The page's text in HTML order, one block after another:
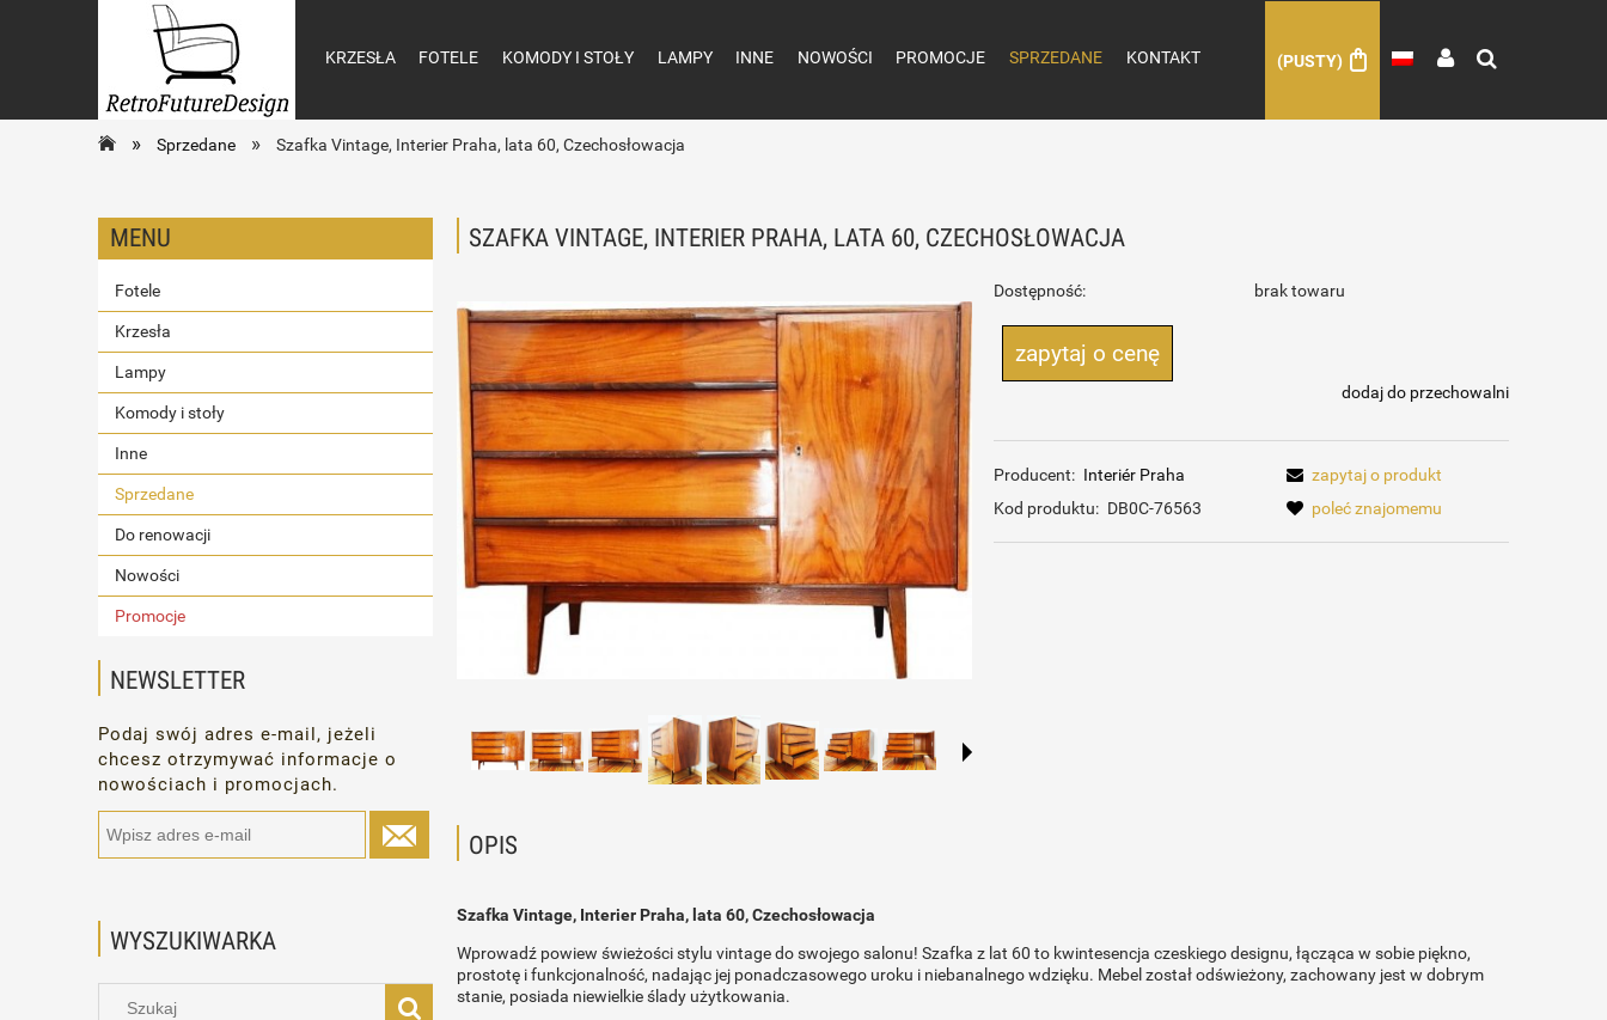
(PUSTY)
KRZESŁA FOTELE KOMODY I STOŁY LAMPY INNE NOWOŚCI PROMOCJE SPRZEDANE KONTAKT
» Sprzedane » Szafka Vintage, Interier Praha, lata 60, Czechosłowacja
MENU
Fotele
Krzesła
Lampy
Komody i stoły
Inne
Sprzedane
Do renowacji
Nowości
Promocje
NEWSLETTER
Podaj swój adres e-mail, jeżeli
chcesz otrzymywać informacje o
nowościach i promocjach.
WYSZUKIWARKA
SZAFKA VINTAGE, INTERIER PRAHA, LATA 60, CZECHOSŁOWACJA
Dostępność: brak towaru
zapytaj o cenę
dodaj do przechowalni
Producent: Interiér Praha
Kod produktu: DB0C-76563
zapytaj o produkt
poleć znajomemu
OPIS
Szafka Vintage, Interier Praha, lata 60, Czechosłowacja
Wprowadź powiew świeżości stylu vintage do swojego salonu! Szafka z lat 60 to kwintesencja czeskiego designu, łącząca w sobie piękno,
prostotę i funkcjonalność, nadając jej ponadczasowego uroku i niebanalnego wdzięku. Mebel został odświeżony, zachowany jest w dobrym
stanie, posiada niewielkie ślady użytkowania.